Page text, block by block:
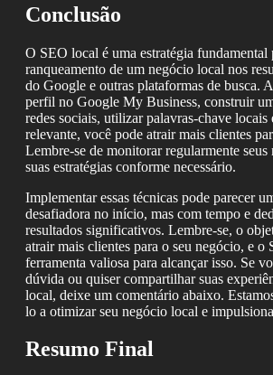
Conclusão
O SEO local é uma estratégia fundamental
ranqueamento de um negócio local nos
do Google e outras plataformas de busca.
perfil no Google My Business, construir
redes sociais, utilizar palavras-chave locais
relevante, você pode atrair mais clientes
Lembre-se de monitorar regularmente seus
suas estratégias conforme necessário.
Implementar essas técnicas pode parecer
desafiadora no início, mas com tempo e
resultados significativos. Lembre-se, o
atrair mais clientes para o seu negócio, e o
ferramenta valiosa para alcançar isso. Se
dúvida ou quiser compartilhar suas
local, deixe um comentário abaixo.
lo a otimizar seu negócio local e
Resumo Final